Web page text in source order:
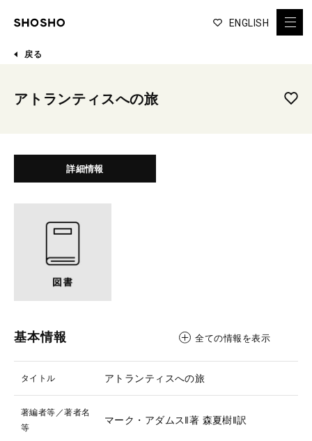
ENGLISH
戻る
アトランティスへの旅
詳細情報
基本情報 全ての情報を表示
タイトル アトランティスへの旅
著編者等／著者名
等
マーク・アダムス‖著 森夏樹‖訳